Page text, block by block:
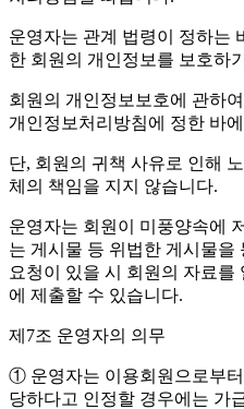
운영자는 관계 법령이 정하는
한 회원의 개인정보를 보호하
회원의 개인정보보호에 관하
개인정보처리방침에 정한 바
단, 회원의 귀책 사유로 인해
체의 책임을 지지 않습니다.
운영자는 회원이 미풍양속에
는 게시물 등 위법한 게시물을
요청이 있을 시 회원의 자료
에 제출할 수 있습니다.
제7조 운영자의 의무
① 운영자는 이용회원으로부
당하다고 인정할 경우에는 가